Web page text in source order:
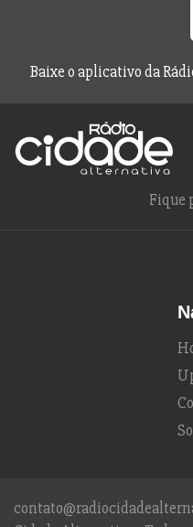
Baixe o aplicativo da
Fique